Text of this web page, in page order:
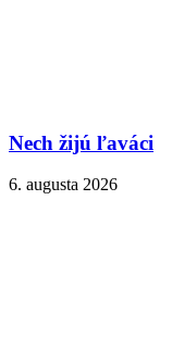
Nech žijú ľaváci
6. augusta 2026